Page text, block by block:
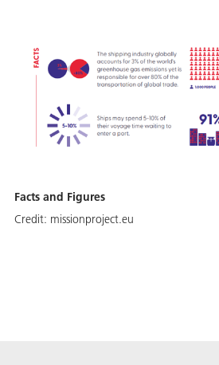
Facts and Figures
Credit: missionproject.eu